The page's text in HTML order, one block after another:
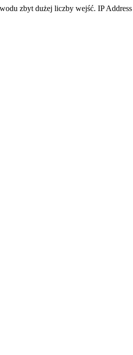
zbyt dużej liczby wejść. IP